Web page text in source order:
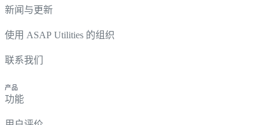
新闻与更新
使用 ASAP Utilities 的组织
联系我们
产品
功能